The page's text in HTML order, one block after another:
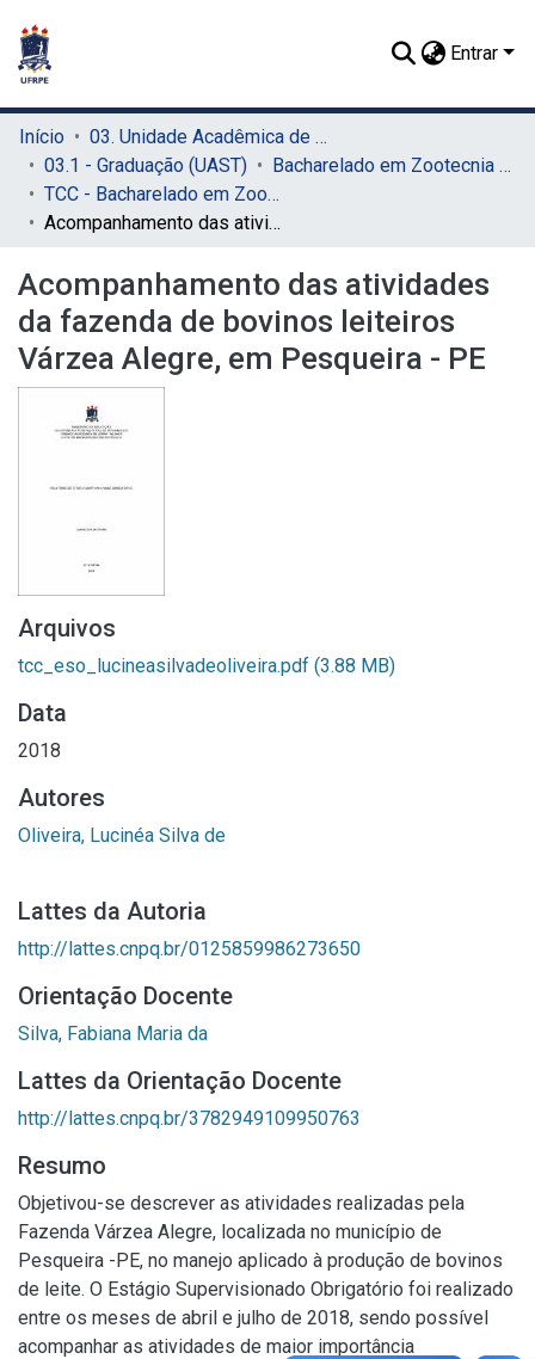
Entrar
Início
03. Unidade Acadêmica de Serra Talhada (UAST)
03.1 - Graduação (UAST)
Bacharelado em Zootecnia (UAST)
TCC - Bacharelado em Zootecnia (UAST)
Acompanhamento das atividades da fazenda de bovinos leiteiros Várzea Alegre, em Pesqueira - PE
Acompanhamento das atividades
da fazenda de bovinos leiteiros
Várzea Alegre, em Pesqueira - PE
Arquivos
tcc_eso_lucineasilvadeoliveira.pdf (3.88 MB)
Data
2018
Autores
Oliveira, Lucinéa Silva de
Lattes da Autoria
http://lattes.cnpq.br/0125859986273650
Orientação Docente
Silva, Fabiana Maria da
Lattes da Orientação Docente
http://lattes.cnpq.br/3782949109950763
Resumo
Objetivou-se descrever as atividades realizadas pela
Fazenda Várzea Alegre, localizada no município de
Pesqueira -PE, no manejo aplicado à produção de bovinos
de leite. O Estágio Supervisionado Obrigatório foi realizado
entre os meses de abril e julho de 2018, sendo possível
acompanhar as atividades de maior importância